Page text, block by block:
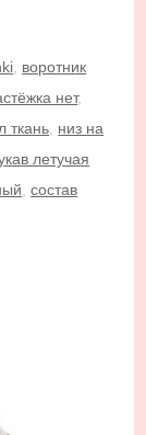
воротник
нет,
ткань низ на
летучая
,состав